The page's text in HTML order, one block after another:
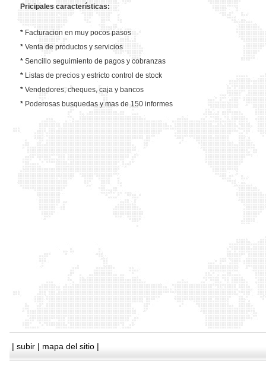
Pricipales características:
* Facturacion en muy pocos pasos
* Venta de productos y servicios
* Sencillo seguimiento de pagos y cobranzas
* Listas de precios y estricto control de stock
* Vendedores, cheques, caja y bancos
* Poderosas busquedas y mas de 150 informes
| subir | mapa del sitio |